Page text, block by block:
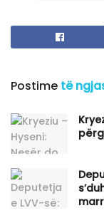
Postime të